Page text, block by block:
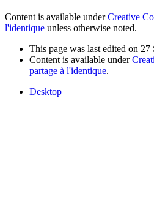
Content is available underCreative
l'identique unless otherwise noted.
This page was last edited on 27
Content is available under
partage à l'identique.
Desktop